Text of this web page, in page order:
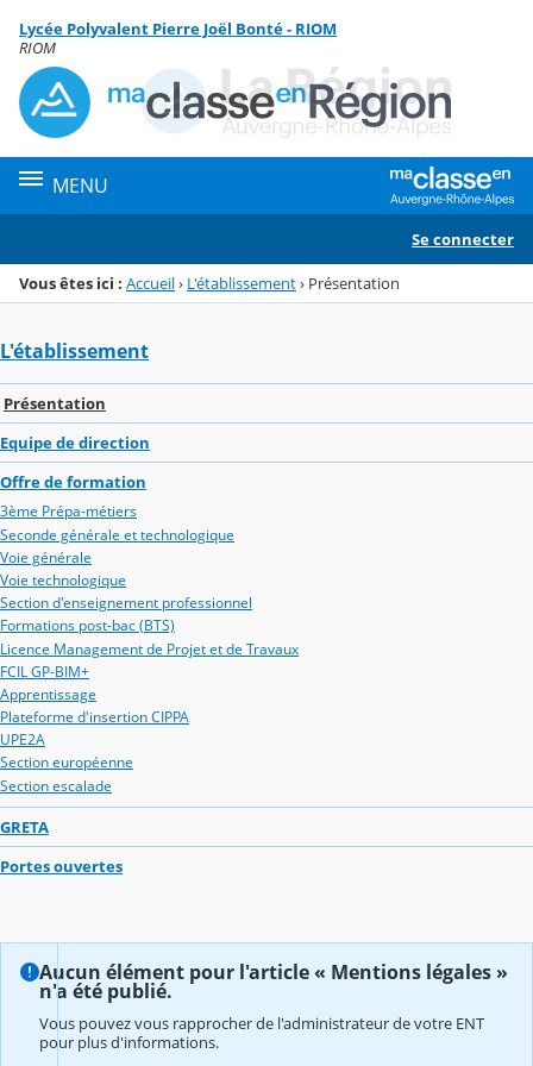
Menu de la rubrique
Contenu
Lycée Polyvalent Pierre Joël Bonté - RIOM
RIOM
MENU
Se connecter
Vous êtes ici : Accueil› L'établissement› Présentation
L'établissement
Présentation
Equipe de direction
Offre de formation
3ème Prépa-métiers
Seconde générale et technologique
Voie générale
Voie technologique
Section d'enseignement professionnel
Formations post-bac (BTS)
Licence Management de Projet et de Travaux
FCIL GP-BIM+
Apprentissage
Plateforme d'insertion CIPPA
UPE2A
Section européenne
Section escalade
GRETA
Portes ouvertes
Aucun élément pour l'article « Mentions légales »
n'a été publié.
Vous pouvez vous rapprocher de l'administrateur de votre ENT
pour plus d'informations.